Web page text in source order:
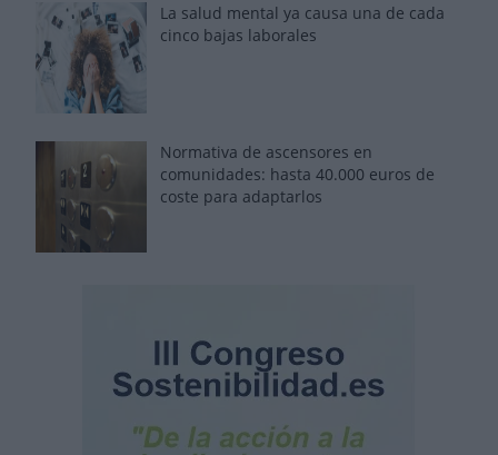
La salud mental ya causa una de cada
cinco bajas laborales
Normativa de ascensores en
comunidades: hasta 40.000 euros de
coste para adaptarlos